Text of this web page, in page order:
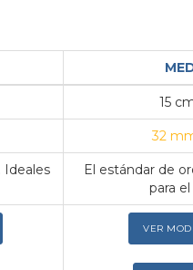
15
32
Ideales
El estándar de
para
VER